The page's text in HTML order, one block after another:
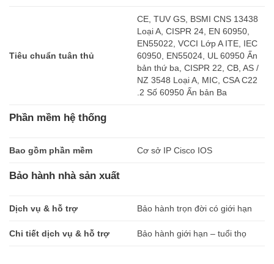
Tiêu chuẩn tuân thủ
CE, TUV GS, BSMI CNS 13438
Loại A, CISPR 24, EN 60950,
EN55022, VCCI Lớp A ITE, IEC
60950, EN55024, UL 60950 Ấn
bản thứ ba, CISPR 22, CB, AS /
NZ 3548 Loại A, MIC, CSA C22
.2 Số 60950 Ấn bản Ba
Phần mềm hệ thống
Bao gồm phần mềm Cơ sở IP Cisco IOS
Bảo hành nhà sản xuất
Dịch vụ & hỗ trợ Bảo hành trọn đời có giới hạn
Chi tiết dịch vụ & hỗ trợ Bảo hành giới hạn – tuổi thọ